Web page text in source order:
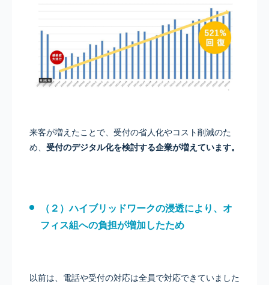
来客が増えたことで、受付の省人化やコスト削減のた
め、 受付のデジタル化を検討する企業が増えています。
（２）ハイブリッドワークの浸透により、オ
フィス組への負担が増加したため
以前は、電話や受付の対応は全員で対応できていました